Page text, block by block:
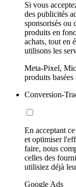
Si vous
des publicités
sponsorisés ou
produits en
achats, tout en
utilisons les
Meta-Pixel,
produits
Conversion-
En acceptant
et optimiser
faire, nous
celles des
utilisiez déjà
Google Ads